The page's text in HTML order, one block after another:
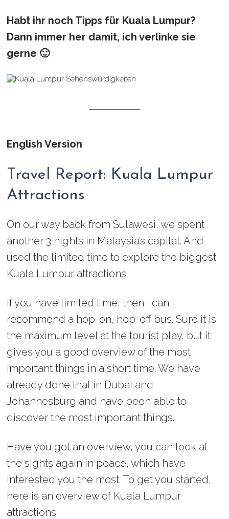
Habt ihr noch Tipps für Kuala Lumpur?
Dann immer her damit, ich verlinke sie
gerne 🙂
English Version
Travel Report: Kuala Lumpur
Attractions
On our way back from Sulawesi, we spent
another 3 nights in Malaysia’s capital. And
used the limited time to explore the biggest
Kuala Lumpur attractions.
If you have limited time, then I can
recommend a hop-on, hop-off bus. Sure it is
the maximum level at the tourist play, but it
gives you a good overview of the most
important things in a short time. We have
already done that in Dubai and
Johannesburg and have been able to
discover the most important things.
Have you got an overview, you can look at
the sights again in peace, which have
interested you the most. To get you started,
here is an overview of Kuala Lumpur
attractions.